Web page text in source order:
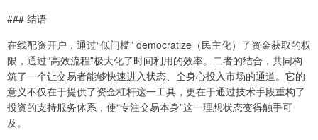
### 结语
在线配资开户，通过“低门槛” democratize（民主化）了资金获取的权
限，通过“高效流程”极大化了时间利用的效率。二者的结合，共同构
筑了一个让交易者能够快速进入状态、全身心投入市场的通道。它的
意义不仅在于提供了资金杠杆这一工具，更在于通过技术手段重构了
投资的支持服务体系，使“专注交易本身”这一理想状态变得触手可
及。